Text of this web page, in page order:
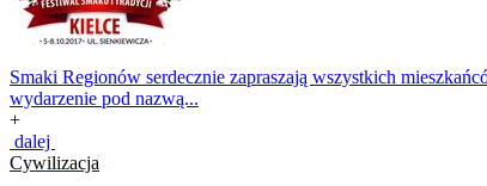
Smaki Regionów serdecznie zapraszają wszystkich
wydarzenie pod nazwą...
+
dalej
Cywilizacja